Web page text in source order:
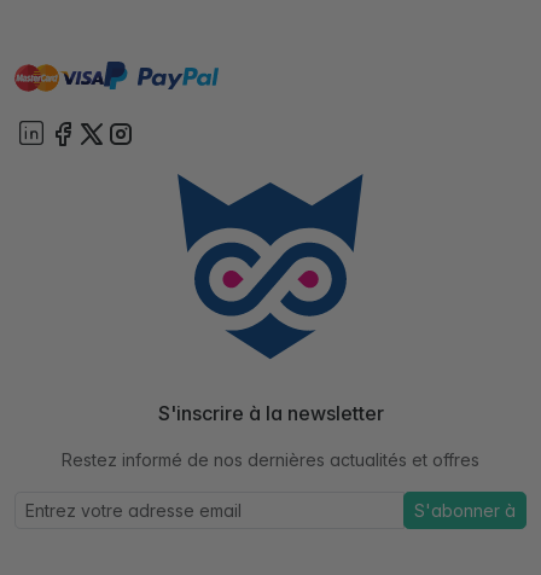
mastervisa paypal
S'inscrire à la newsletter
Restez informé de nos dernières actualités et offres
S'abonner à